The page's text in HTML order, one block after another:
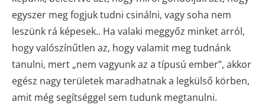
egyszer meg fogjuk tudni csinálni, vagy soha nem
leszünk rá képesek.. Ha valaki meggyőz minket arról,
hogy valószínűtlen az, hogy valamit meg tudnánk
tanulni, mert „nem vagyunk az a típusú ember”, akkor
egész nagy területek maradhatnak a legkülső körben,
amit még segítséggel sem tudunk megtanulni.